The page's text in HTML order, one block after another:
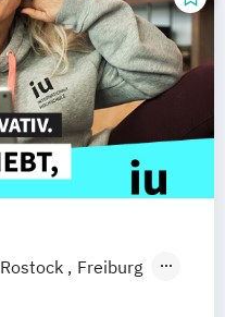
Rostock
Freiburg